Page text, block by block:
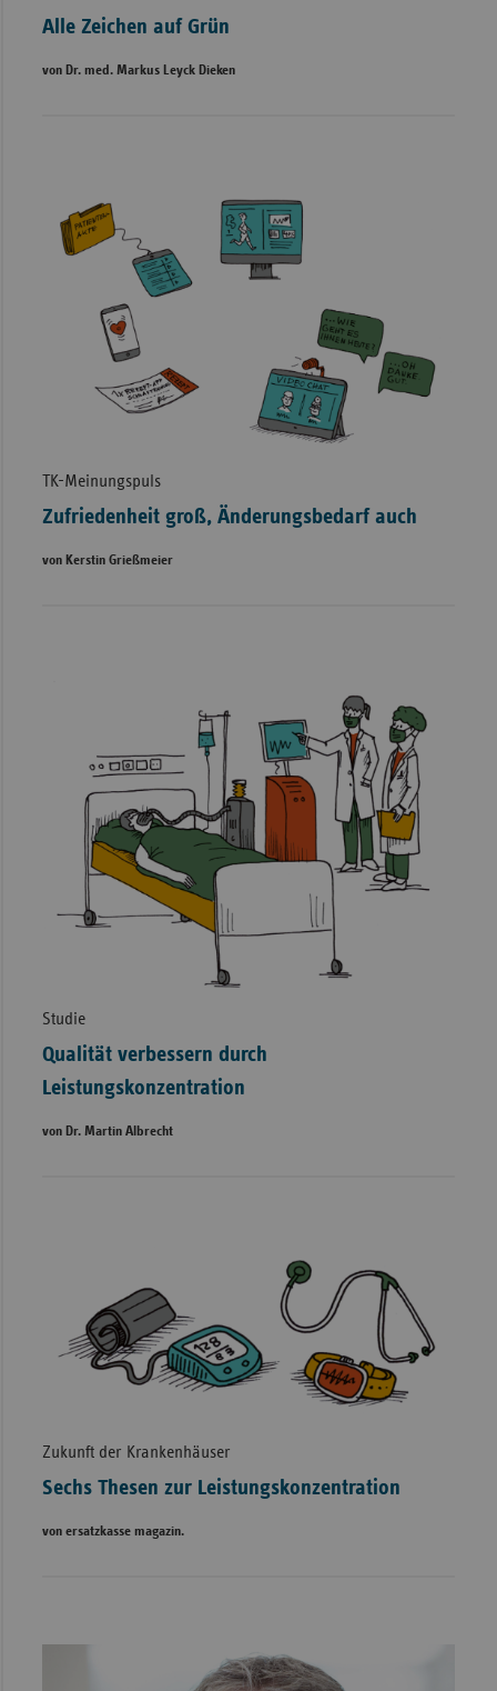
Alle Zeichen auf Grün
von Dr. med. Markus Leyck Dieken
TK-Meinungspuls
Zufriedenheit groß, Änderungsbedarf auch
von Kerstin Grießmeier
Studie
Qualität verbessern durch
Leistungskonzentration
von Dr. Martin Albrecht
Zukunft der Krankenhäuser
Sechs Thesen zur Leistungskonzentration
von ersatzkasse magazin.